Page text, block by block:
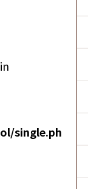
single.ph